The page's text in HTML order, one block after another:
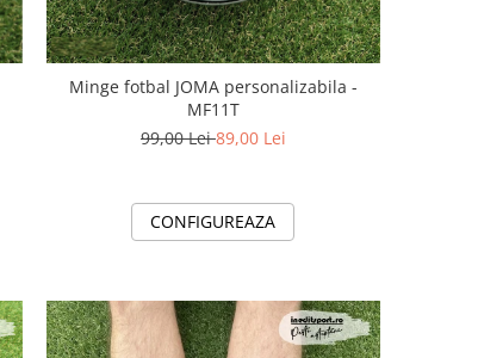
Minge fotbal JOMA personalizabila -
MF11T
99,00 Lei89,00 Lei
CONFIGUREAZA